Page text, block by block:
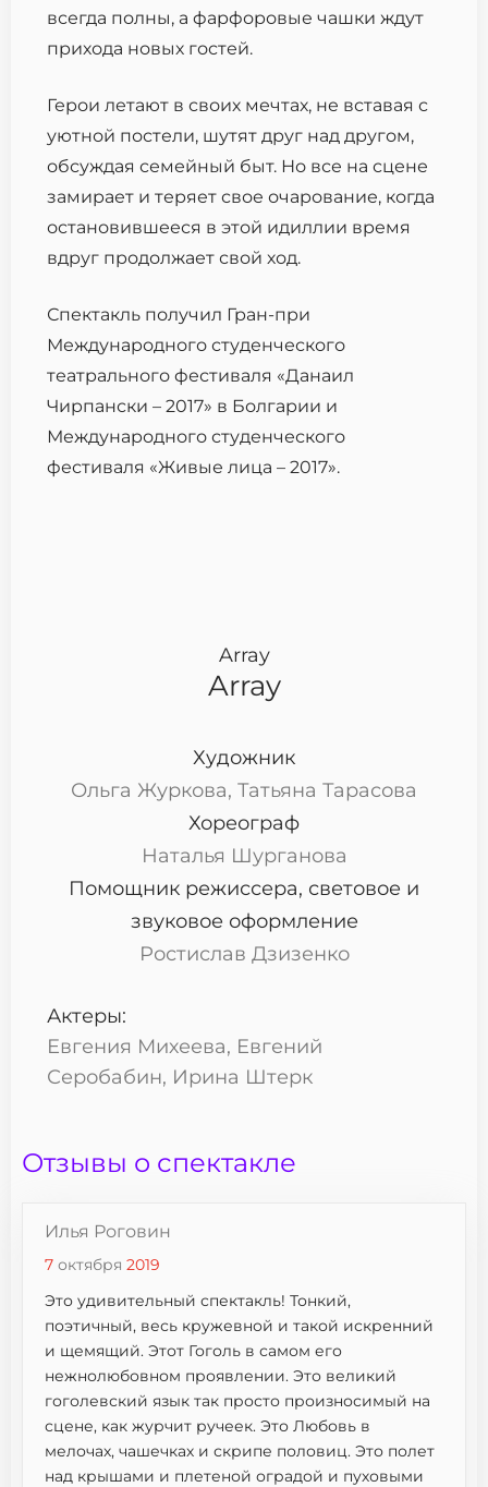
всегда полны, а фарфоровые чашки ждут
прихода новых гостей.
Герои летают в своих мечтах, не вставая с
уютной постели, шутят друг над другом,
обсуждая семейный быт. Но все на сцене
замирает и теряет свое очарование, когда
остановившееся в этой идиллии время
вдруг продолжает свой ход.
Спектакль получил Гран-при
Международного студенческого
театрального фестиваля «Данаил
Чирпански – 2017» в Болгарии и
Международного студенческого
фестиваля «Живые лица – 2017».
Array
Array
Художник
Ольга Журкова, Татьяна Тарасова
Хореограф
Наталья Шурганова
Помощник режиссера, световое и
звуковое оформление
Ростислав Дзизенко
Актеры:
Евгения Михеева, Евгений
Серобабин, Ирина Штерк
Отзывы о спектакле
Илья Роговин
7 октября 2019
Это удивительный спектакль! Тонкий,
поэтичный, весь кружевной и такой искренний
и щемящий. Этот Гоголь в самом его
нежнолюбовном проявлении. Это великий
гоголевский язык так просто произносимый на
сцене, как журчит ручеек. Это Любовь в
мелочах, чашечках и скрипе половиц. Это полет
над крышами и плетеной оградой и пуховыми